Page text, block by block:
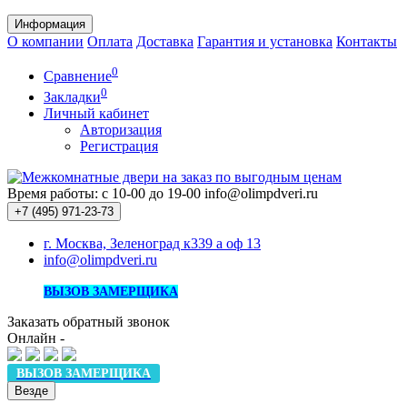
Информация
О компании Оплата Доставка Гарантия и установка Контакты
Сравнение0
Закладки0
Личный кабинет
Авторизация
Регистрация
Время работы: с 10-00 до 19-00 info@olimpdveri.ru
+7 (495) 971-23-73
г. Москва, Зеленоград к339 а оф 13
info@olimpdveri.ru
ВЫЗОВ ЗАМЕРЩИКА
Заказать обратный звонок
Онлайн -
ВЫЗОВ ЗАМЕРЩИКА
Везде